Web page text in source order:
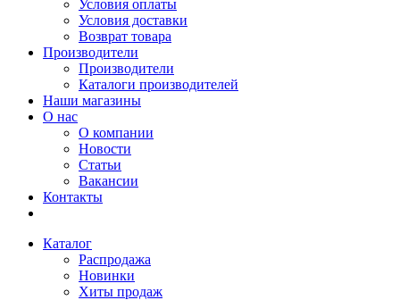
Условия оплаты
Условия доставки
Возврат товара
Производители
Производители
Каталоги производителей
Наши магазины
О нас
О компании
Новости
Статьи
Вакансии
Контакты
Каталог
Распродажа
Новинки
Хиты продаж